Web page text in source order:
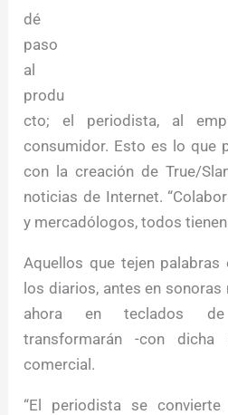
dé
paso
al
produ
cto; el periodista, al
consumidor. Esto es lo que
con la creación de True/
noticias de Internet.
y mercadólogos, todos tienen
Aquellos que tejen
los diarios, antes en
ahora en teclados de
transformarán -con
comercial.
“El periodista se